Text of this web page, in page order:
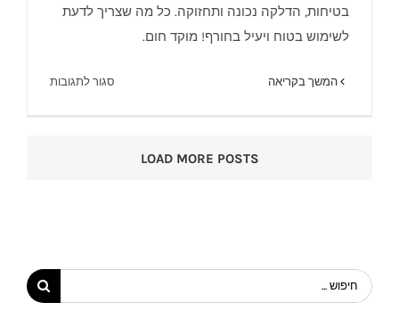
קמין נפט סולר הוראות שימוש בטיחות והפעלה –
מוקד חום
בטיחות, הדלקה נכונה ותחזוקה. כל מה שצריך לדעת
לשימוש בטוח ויעיל בחורף! מוקד חום.
המשך בקריאה סגור לתגובותעל
מוקד
חום
LOAD MORE POSTS
חיפוש...